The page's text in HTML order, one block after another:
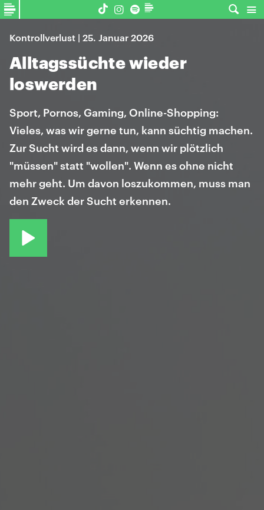
Kontrollverlust | 25. Januar 2026
Alltagssüchte wieder
loswerden
Sport, Pornos, Gaming, Online-Shopping:
Vieles, was wir gerne tun, kann süchtig machen.
Zur Sucht wird es dann, wenn wir plötzlich
"müssen" statt "wollen". Wenn es ohne nicht
mehr geht. Um davon loszukommen, muss man
den Zweck der Sucht erkennen.